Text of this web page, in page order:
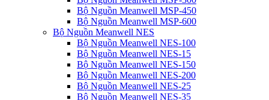
Bộ Nguồn Meanwell MSP-450
Bộ Nguồn Meanwell MSP-600
Bộ Nguồn Meanwell NES
Bộ Nguồn Meanwell NES-100
Bộ Nguồn Meanwell NES-15
Bộ Nguồn Meanwell NES-150
Bộ Nguồn Meanwell NES-200
Bộ Nguồn Meanwell NES-25
Bộ Nguồn Meanwell NES-35